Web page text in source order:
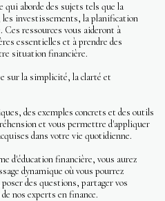
qui aborde des sujets tels que la
les investissements, la planification
Ces ressources vous aideront à
essentielles et à prendre des
situation financière.
sur la simplicité, la clarté et
des exemples concrets et des outils
et vous permettre d'appliquer
dans votre vie quotidienne.
d'éducation financière, vous aurez
dynamique où vous pourrez
des questions, partager vos
nos experts en finance.